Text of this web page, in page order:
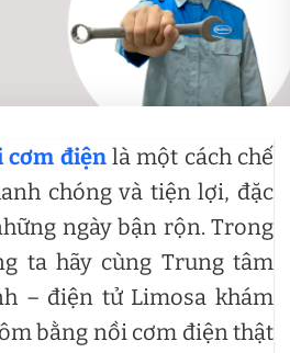
cơm điệnlà một cách chế
chóng và tiện lợi, đặc
ngày bận rộn. Trong
ta hãy cùng Trung tâm
– điện tử Limosa khám
bằng nồi cơm điện thật